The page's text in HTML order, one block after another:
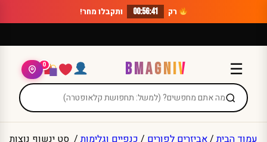
to
רק 00:56:41 ותקבלו מחר!
☰
BMAGNIV
0
עמוד הבית/אביזרים לפורים / כנפיים וגלימות/ סט ינשוף נוצות